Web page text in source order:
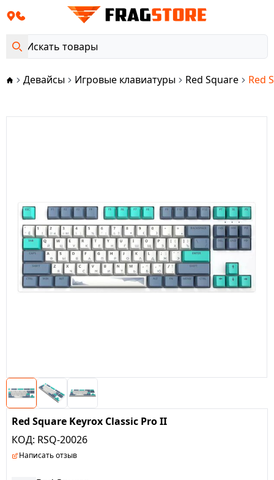
Девайсы Игровые клавиатуры Red Square Red
Red Square Keyrox Classic Pro II
КОД: RSQ-20026
Написать отзыв